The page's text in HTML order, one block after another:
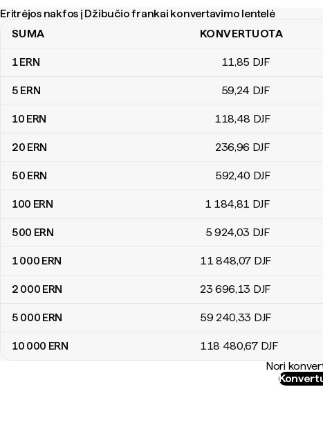
Eritrėjos nakfos į Džibučio frankai konvertavimo lentelė
Eritrėjos nakfos į Džibučio frankai konvertavimo lentelė
SUMA KONVERTUOTA
1ERN 11,85 DJF
5 ERN 59,24 DJF
10 ERN 118,48 DJF
20 ERN 236,96 DJF
50 ERN 592,40 DJF
100 ERN 1 184,81 DJF
500 ERN 5 924,03 DJF
1 000 ERN 11 848,07 DJF
2 000 ERN 23 696,13 DJF
5 000 ERN 59 240,33 DJF
10 000 ERN 118 480,67 DJF
Nori